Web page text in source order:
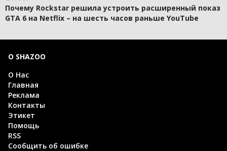
Почему Rockstar решила устроить расширенный показ
GTA 6 на Netflix – на шесть часов раньше YouTube
О SHAZOO
О Нас
Главная
Реклама
Контакты
Этикет
Помощь
RSS
Сообщить об ошибке